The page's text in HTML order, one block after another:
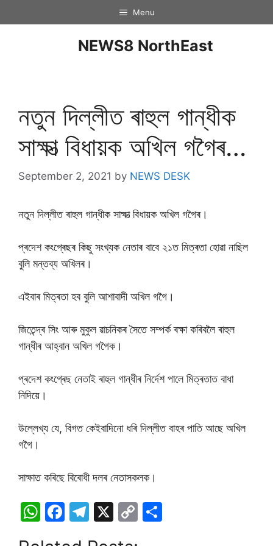
Menu
NEWS8 NorthEast
নতুন দিল্লীত ৰাহুল গান্ধীক
সাক্ষাত্‍ বিধায়ক অখিল গগৈৰ…
September 2, 2021 by NEWS DESK
নতুন দিল্লীত ৰাহুল গান্ধীক সাক্ষাত্‍ বিধায়ক অখিল গগৈৰ।
প্ৰদেশ কংগ্ৰেছৰ কিছু সংখ্যক নেতাৰ বাবে ২১ত মিত্ৰতা হোৱা নাছিল
বুলি মন্তব্য অখিলৰ।
এইবাৰ মিত্ৰতা হব বুলি আশাবাদী অখিল গগৈ।
জিতেন্দ্ৰ সিং আৰু মুকুল ৱাচনিকৰ সৈতে সম্পর্ক ৰক্ষা কৰিবলৈ ৰাহুল
গান্ধীৰ আহ্বান অখিল গগৈক।
প্ৰদেশ কংগ্ৰেছ নেতাই ৰাহুল গান্ধীৰ নিৰ্দেশ পালে মিত্ৰতাত বাধা
নিদিয়ে।
উল্লেখ্য যে, বিগত কেইবাদিনো ধৰি দিল্লীত বাহৰ পাতি আছে অখিল
গগৈ।
সাক্ষাত কৰিছে বিৰোধী দলৰ নেতাসকলক।
W F
T
X
C